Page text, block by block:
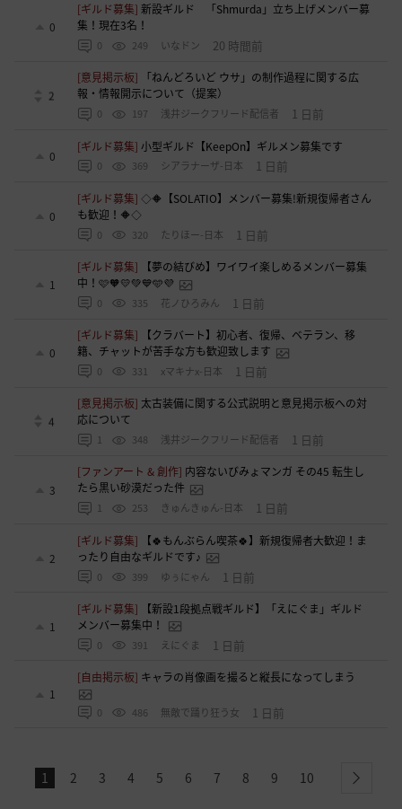
0
[ギルド募集]新設ギルド 「Shmurda」立ち上げメンバー募
集！現在3名！
0 249 いなドン 20 時間前
2
[意見掲示板]
「ねんどろいど ウサ」の制作過程に関する広
報・情報開示について（提案）
0 197 浅井ジークフリード配信者 1 日前
0
[ギルド募集]小型ギルド【KeepOn】ギルメン募集です
0 369 シアラナーザ-日本 1 日前
0
[ギルド募集]◇🔶【SOLATIO】メンバー募集!新規復帰者さん
も歓迎！🔶◇
0 320 たりほー-日本 1 日前
1
[ギルド募集]
【夢の結びめ】ワイワイ楽しめるメンバー募集
中！🩷🧡💛💚💙🩵💜
0 335 花ノひろみん 1 日前
0
[ギルド募集]
【クラバート】初心者、復帰、ベテラン、移
籍、チャットが苦手な方も歓迎致します
0 331 xマキナx-日本 1 日前
4
[意見掲示板] 太古装備に関する公式説明と意見掲示板への対
応について
1 348 浅井ジークフリード配信者 1 日前
3
[ファンアート & 創作] 内容ないびみょマンガ その45 転生し
たら黒い砂漠だった件
1 253 きゅんきゅん-日本 1 日前
2
[ギルド募集]
【🍀もんぶらん喫茶🍀】新規復帰者大歓迎！ま
ったり自由なギルドです♪
0 399 ゆぅにゃん 1 日前
1
[ギルド募集]
【新設1段拠点戦ギルド】「えにぐま」ギルド
メンバー募集中！
0 391 えにぐま 1 日前
1
[自由掲示板] キャラの肖像画を撮ると縦長になってしまう
0 486 無敵で踊り狂う女 1 日前
1 2 3 4 5 6 7 8 9 10 next